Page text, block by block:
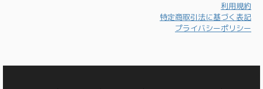
利用規約
特定商取引法に基づく表記
プライバシーポリシー